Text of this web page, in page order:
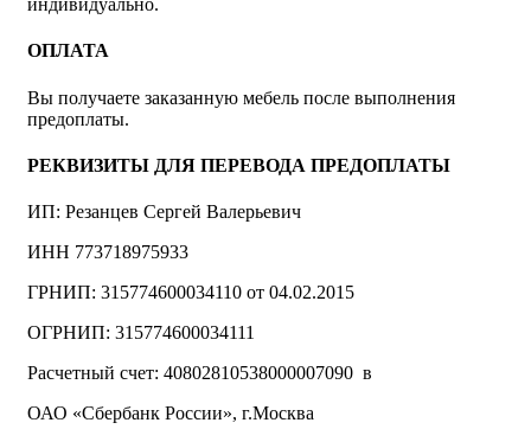
индивидуально.
ОПЛАТА
Вы получаете заказанную мебель после выполнения
предоплаты.
РЕКВИЗИТЫ ДЛЯ ПЕРЕВОДА ПРЕДОПЛАТЫ
ИП: Резанцев Сергей Валерьевич
ИНН 773718975933
ГРНИП: 315774600034110 от 04.02.2015
ОГРНИП: 315774600034111
Расчетный счет: 40802810538000007090 в
ОАО «Сбербанк России», г.Москва